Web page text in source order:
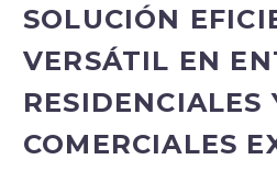
SOLUCIÓN
VERSÁTIL EN
RESIDENCIALES
COMERCIALES